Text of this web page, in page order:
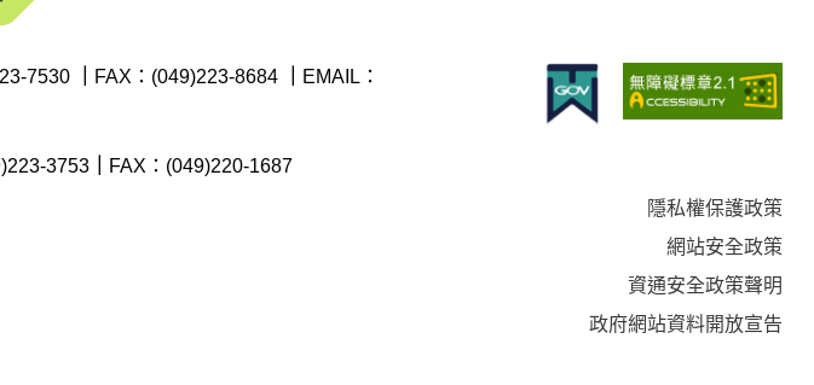
7530 FAX：(049)223-8684 EMAIL：
3753 FAX：(049)220-1687
隱私權保護政策
網站安全政策
資通安全政策聲明
政府網站資料開放宣告